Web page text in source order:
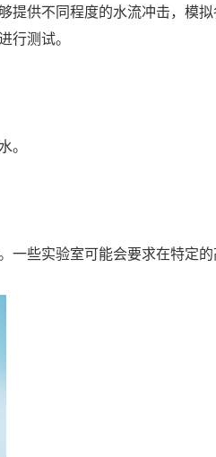
提供不同程度的水流冲击，模
行测试。
。
些实验室可能会要求在特定的